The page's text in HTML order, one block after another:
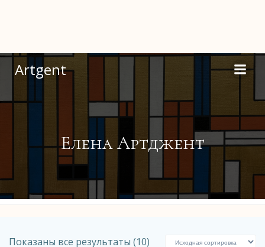
содержимому
Artgent
Елена Артджент
Показаны все результаты (10)